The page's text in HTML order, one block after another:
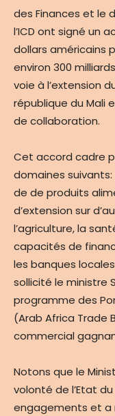
des Finances et le
l’ICD ont signé un
dollars américains
environ 300
voie à l’extension
république du Mali
de collaboration.
Cet accord cadre
domaines
de de produits
d’extension sur
l’agriculture, la
capacités de
les banques
sollicité le ministre
programme des
(Arab Africa Trade
commercial
Notons que le
volonté de l’Etat
engagements et a